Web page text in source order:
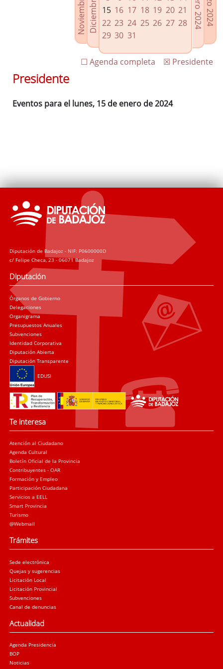
Agenda de Presidencia
Plenos provinciales y Juntas de gobierno
Oficina de Proyectos Europeos
15 16 17 18 19 20 21
22 23 24 25 26 27 28
29 30 31
☒ Presidente
☐ Agenda completa
Presidente
Eventos para el lunes, 15 de enero de 2024
Diputación de Badajoz - NIF: P0600000D
c/ Felipe Checa, 23 - 06071 Badajoz
Diputación
Órganos de Gobierno
Delegaciones
Organigrama
Presupuestos Anuales
Subvenciones
Identidad Corporativa
Diputación Abierta
Diputación Transparente
EDUSI
Te interesa
Atención al Ciudadano
Agenda Cultural
Boletín Oficial de la Provincia
Contribuyentes - OAR
Formación y Empleo
Participación Ciudadana
Servicios a EELL
Smart Provincia
Turismo
@Webmail
Trámites
Sede electrónica
Quejas y sugerencias
Licitación Local
Licitación Provincial
Subvenciones
Canal de denuncias
Actualidad
Agenda Presidencia
BOP
Noticias